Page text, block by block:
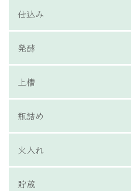
仕込み
発酵
上槽
瓶詰め
火入れ
貯蔵